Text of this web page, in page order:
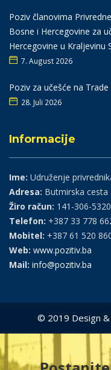
Poziv članovima
Bosne i Hercegovine za
Hercegovine u Kraljevinu
7. August 2026
Poziv za učešće na
28. Juli 2026
Informacije
Ime: Udruženje
Adresa: Butmirska cesta
Žiro račun: 141-306-
Telefon: +387 33 778
Mobitel: +387 61 520
Web: www.pozitiv.ba
Mail: info@pozitiv.ba
© 2019 Design